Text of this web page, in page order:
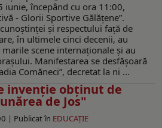
iunie, începând cu ora 11:00,
- Glorii Sportive Gălățene”.
și respectului față de
în ultimele cinci decenii, au
scene internaționale și au
Manifestarea se desfășoară
Comăneci”, decretat la ni ...
invenție obținut de
de Jos"
| Publicat în EDUCAŢIE